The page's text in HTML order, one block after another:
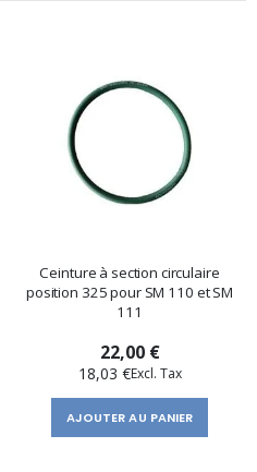
Ceinture à section circulaire
position 325 pour SM 110 et SM
111
22,00 €
18,03 €
AJOUTER AU PANIER